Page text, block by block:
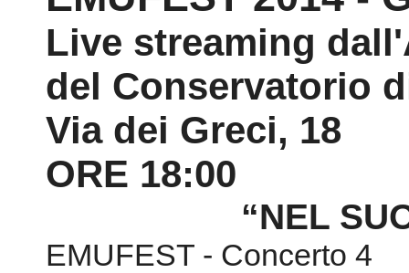
Live streaming
del Conservatorio
Via dei Greci, 18
ORE 18:00
“NEL
EMUFEST - Concerto 4